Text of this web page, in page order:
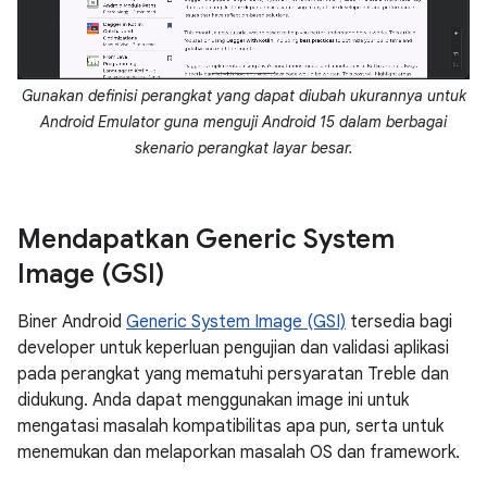
Gunakan definisi perangkat yang dapat diubah ukurannya untuk
Android Emulator guna menguji Android 15 dalam berbagai
skenario perangkat layar besar.
Mendapatkan Generic System
Image (GSI)
Biner Android Generic System Image (GSI) tersedia bagi
developer untuk keperluan pengujian dan validasi aplikasi
pada perangkat yang mematuhi persyaratan Treble dan
didukung. Anda dapat menggunakan image ini untuk
mengatasi masalah kompatibilitas apa pun, serta untuk
menemukan dan melaporkan masalah OS dan framework.